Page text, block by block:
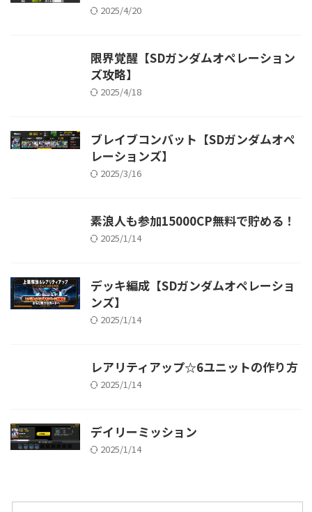
2025/4/20
限界覚醒【SDガンダムオペレーション
ズ攻略】
2025/4/18
ブレイブコンバット【SDガンダムオペ
レーションズ】
2025/3/16
素浪人も参加15000CP無料で貯める！
2025/1/14
デッキ編成【SDガンダムオペレーショ
ンズ】
2025/1/14
レアリティアップ☆6ユニットの作り方
2025/1/14
デイリーミッション
2025/1/14